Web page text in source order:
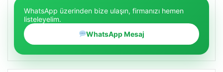
WhatsApp üzerinden bize ulaşın, firmanızı hemen
listeleyelim.
WhatsApp Mesaj